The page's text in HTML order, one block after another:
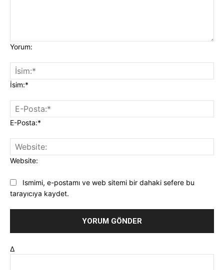
Yorum:
İsim:*
E-Posta:*
Website:
Ismimi, e-postamı ve web sitemi bir dahaki sefere bu
tarayıcıya kaydet.
Δ